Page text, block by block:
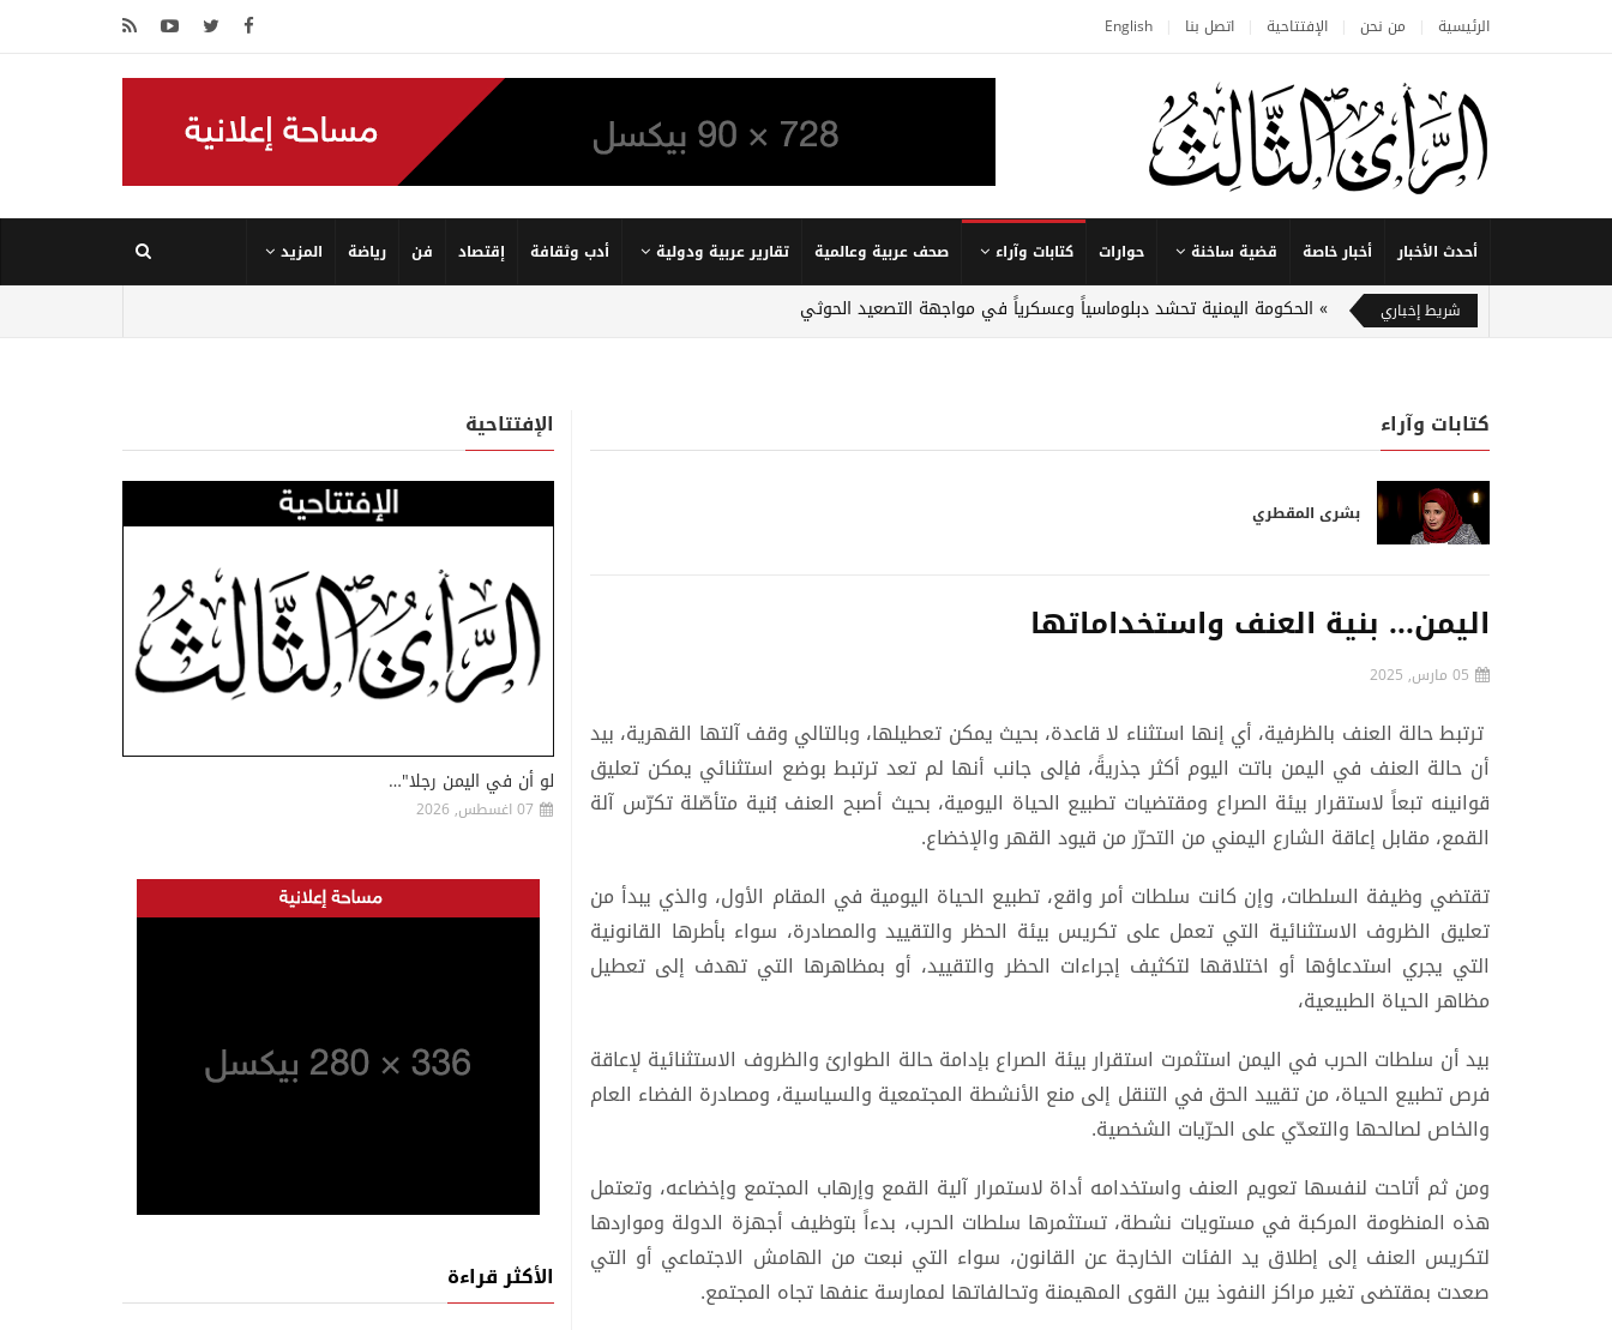
الرئيسية من نحن الإفتتاحية اتصل بنا English
أحدث الأخبار أخبار خاصة قضية ساخنة حوارات كتابات وآراء صحف عربية وعالمية تقارير عربية ودولية أدب وثقافة إقتصاد فن رياضة المزيد
شريط إخباري الحكومة اليمنية تحشد دبلوماسياً وعسكرياً في مواجهة التصعيد الحوثي
كتابات وآراء
بشرى المقطري
اليمن... بنية العنف واستخداماتها
05 مارس, 2025
ترتبط حالة العنف بالظرفية، أي إنها استثناء لا قاعدة، بحيث يمكن تعطيلها، وبالتالي وقف آلتها القهرية، بيد
أن حالة العنف في اليمن باتت اليوم أكثر جذريةً، فإلى جانب أنها لم تعد ترتبط بوضع استثنائي يمكن تعليق
قوانينه تبعاً لاستقرار بيئة الصراع ومقتضيات تطبيع الحياة اليومية، بحيث أصبح العنف بُنية متأصّلة تكرّس آلة
القمع، مقابل إعاقة الشارع اليمني من التحرّر من قيود القهر والإخضاع.
تقتضي وظيفة السلطات، وإن كانت سلطات أمر واقع، تطبيع الحياة اليومية في المقام الأول، والذي يبدأ من
تعليق الظروف الاستثنائية التي تعمل على تكريس بيئة الحظر والتقييد والمصادرة، سواء بأطرها القانونية
التي يجري استدعاؤها أو اختلاقها لتكثيف إجراءات الحظر والتقييد، أو بمظاهرها التي تهدف إلى تعطيل
مظاهر الحياة الطبيعية،
بيد أن سلطات الحرب في اليمن استثمرت استقرار بيئة الصراع بإدامة حالة الطوارئ والظروف الاستثنائية لإعاقة
فرص تطبيع الحياة، من تقييد الحق في التنقل إلى منع الأنشطة المجتمعية والسياسية، ومصادرة الفضاء العام
والخاص لصالحها والتعدّي على الحرّيات الشخصية.
ومن ثم أتاحت لنفسها تعويم العنف واستخدامه أداة لاستمرار آلية القمع وإرهاب المجتمع وإخضاعه، وتعتمل
هذه المنظومة المركبة في مستويات نشطة، تستثمرها سلطات الحرب، بدءاً بتوظيف أجهزة الدولة ومواردها
لتكريس العنف إلى إطلاق يد الفئات الخارجة عن القانون، سواء التي نبعت من الهامش الاجتماعي أو التي
صعدت بمقتضى تغير مراكز النفوذ بين القوى المهيمنة وتحالفاتها لممارسة عنفها تجاه المجتمع.
الإفتتاحية
لو أن في اليمن رجلا"…
07 اغسطس, 2026
الأكثر قراءة